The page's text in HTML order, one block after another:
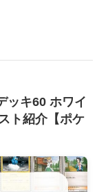
ッキ60 ホワイ
ト紹介【ポケ